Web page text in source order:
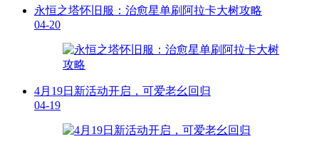
永恒之塔怀旧服：治愈星单刷阿拉卡大树攻略
04-20
4月19日新活动开启，可爱老幺回归
04-19